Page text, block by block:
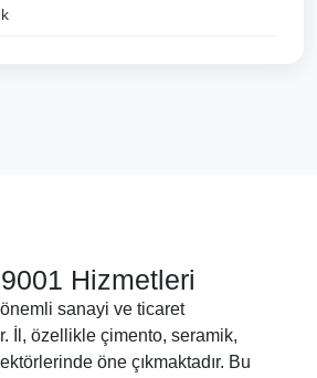
Hizmetleri
sanayi ve ticaret
İl, özellikle çimento, seramik,
öne çıkmaktadır. Bu